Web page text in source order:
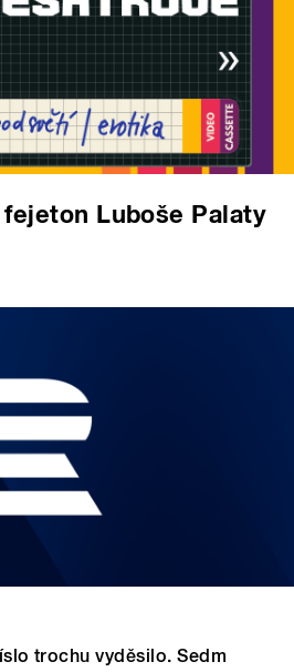
Luboše Palaty
trochu vyděsilo. Sedm